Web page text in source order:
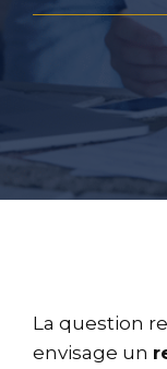
La question
envisage un